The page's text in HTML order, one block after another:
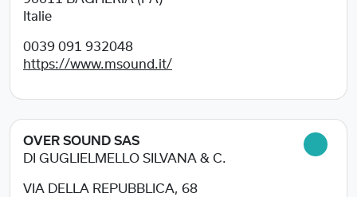
Italie
0039 091 932048
https://www.msound.it/
OVER SOUND SAS
DI GUGLIELMELLO SILVANA & C.
VIA DELLA REPUBBLICA, 68